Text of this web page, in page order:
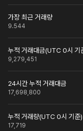
가장 최근 거래량
9.544
누적 거래대금(UTC 0시 기
9,279,451
24시간 누적 거래대금
17,698,800
누적 거래량(UTC 0시 기준)
17,719